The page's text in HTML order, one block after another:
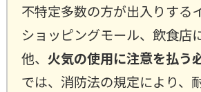
不特定多数の方が出入りする
ショッピングモール、飲食店
他、火気の使用に注意を払う
では、消防法の規定により、